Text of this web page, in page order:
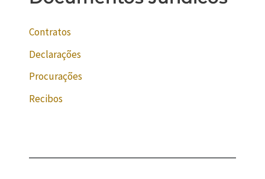
Contratos
Declarações
Procurações
Recibos